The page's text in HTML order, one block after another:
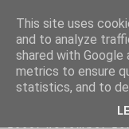
Moha
This site uses
and to analyze
shared with
metrics to ensure
statistics, and to